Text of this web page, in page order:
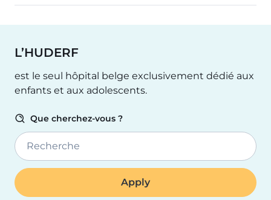
L’HUDERF
est le seul hôpital belge exclusivement dédié aux
enfants et aux adolescents.
Que cherchez-vous ?
Recherche